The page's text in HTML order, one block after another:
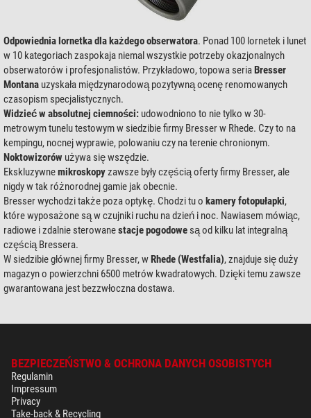
Odpowiednia lornetka dla każdego obserwatora. Ponad 100 lornetek i lunet
w 10 kategoriach zaspokaja niemal wszystkie potrzeby okazjonalnych
obserwatorów i profesjonalistów. Przykładowo, topowa seriaBresser
Montana uzyskała międzynarodową pozytywną ocenę renomowanych
czasopism specjalistycznych.
Widzieć w absolutnej ciemności: udowodniono to nie tylko w 30-
metrowym tunelu testowym w siedzibie firmy Bresser w Rhede. Czy to na
kempingu, nocnej wyprawie, polowaniu czy na terenie chronionym.
Noktowizorów używa się wszędzie.
Ekskluzywnemikroskopyzawsze były częścią oferty firmy Bresser, ale
nigdy w tak różnorodnej gamie jak obecnie.
Bresser wychodzi także poza optykę. Chodzi tu o kamery fotopułapki,
które wyposażone są w czujniki ruchu na dzień i noc. Nawiasem mówiąc,
radiowe i zdalnie sterowanestacje pogodowe są od kilku lat integralną
częścią Bressera.
W siedzibie głównej firmy Bresser, wRhede (Westfalia), znajduje się duży
magazyn o powierzchni 6500 metrów kwadratowych. Dzięki temu zawsze
gwarantowana jest bezzwłoczna dostawa.
BEZPIECZEŃSTWO & OCHRONA DANYCH OSOBISTYCH
Regulamin
Impressum
Privacy
Take-back & Recycling